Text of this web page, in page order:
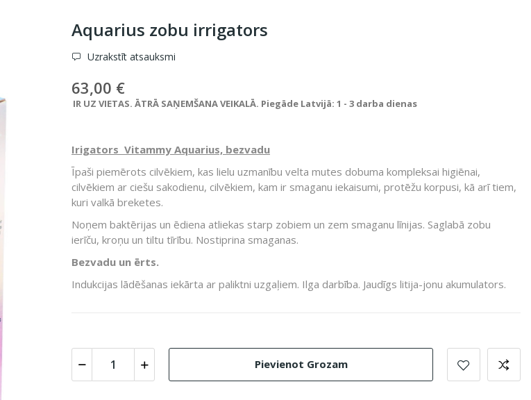
Aquarius zobu irrigators
Uzrakstīt atsauksmi
63,00 €
IR UZ VIETAS. ĀTRĀ SAŅEMŠANA VEIKALĀ. Piegāde Latvijā: 1 - 3 darba dienas
Irigators Vitammy Aquarius, bezvadu
Īpaši piemērots cilvēkiem, kas lielu uzmanību velta mutes dobuma kompleksai higiēnai,
cilvēkiem ar ciešu sakodienu, cilvēkiem, kam ir smaganu iekaisumi, protēžu korpusi, kā arī tiem,
kuri valkā breketes.
Noņem baktērijas un ēdiena atliekas starp zobiem un zem smaganu līnijas. Saglabā zobu
ierīču, kroņu un tiltu tīrību. Nostiprina smaganas.
Bezvadu un ērts.
Indukcijas lādēšanas iekārta ar paliktni uzgaļiem. Ilga darbība. Jaudīgs litija-jonu akumulators.
Pievienot Grozam